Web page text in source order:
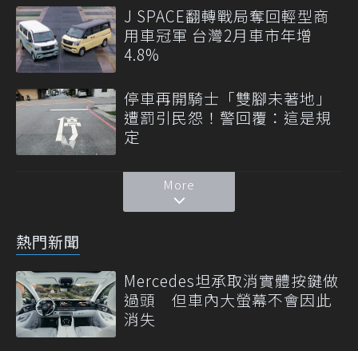
J SPACE翻轉戰局奪回輕型商
用車冠軍 台灣2月車市年增
4.8%
停車再開騎士「雙腳未著地」
遭罰引民怨！警回覆：這是規
定
More
熱門新聞
Mercedes坦承取消實體按鍵做
過頭 但車內大螢幕不會因此
消失